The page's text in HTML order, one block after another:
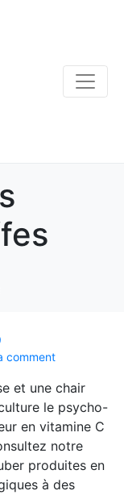
comment
et une chair
le psycho-
en vitamine C
notre
produites en
à des